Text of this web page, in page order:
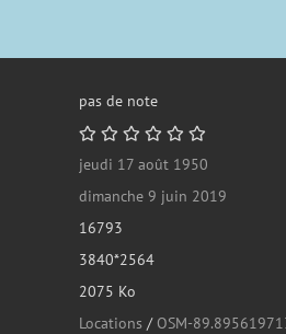
pas de note
jeudi 17 août 1950
dimanche 9 juin 2019
16793
3840*2564
2075 Ko
Locations / OSM-